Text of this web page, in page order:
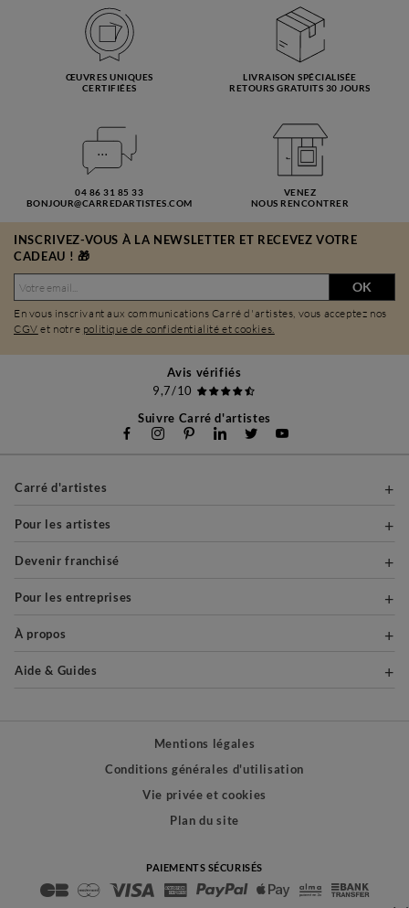
ŒUVRES UNIQUES
CERTIFIÉES
LIVRAISON SPÉCIALISÉE
RETOURS GRATUITS 30 JOURS
04 86 31 85 33
BONJOUR@CARREDARTISTES.COM
VENEZ
NOUS RENCONTRER
INSCRIVEZ-VOUS À LA NEWSLETTER ET RECEVEZ VOTRE
CADEAU ! 🎁
OK
En vous inscrivant aux communications Carré d'artistes, vous acceptez nos
CGV et notre politique de confidentialité et cookies.
Avis vérifiés
9,7/10
Suivre Carré d'artistes
Carré d'artistes
Pour les artistes
Devenir franchisé
Pour les entreprises
À propos
Aide & Guides
Mentions légales
Conditions générales d'utilisation
Vie privée et cookies
Plan du site
PAIEMENTS SÉCURISÉS